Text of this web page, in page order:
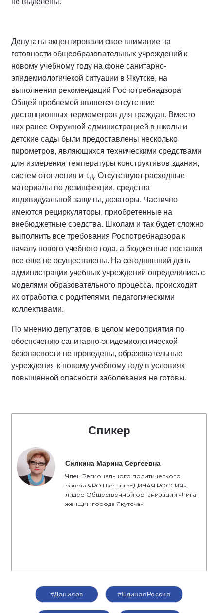
Депутаты акцентировали свое внимание на
готовности общеобразовательных учреждений к
новому учебному году на фоне санитарно-
эпидемиологичекой ситуации в Якутске, на
выполнении рекомендаций Роспотребнадзора.
Общей проблемой является отсутствие
дистанционных термометров для граждан. Вместо
них ранее Окружной администрацией в школы и
детские сады были предоставлены несколько
пирометров, являющихся техническими средствами
для измерения температуры конструктивов здания,
систем отопления и т.д. Отсутствуют расходные
материалы по дезинфекции, средства
индивидуальной защиты, дозаторы. Частично
имеются рециркуляторы, приобретенные на
внебюджетные средства. Школам и так будет сложно
выполнить все требования Роспотребнадзора к
началу нового учебного года, а бюджетные поставки
все еще не осуществлены. На сегодняшний день
администрации учебных учреждений определились с
моделями образовательного процесса, происходит
их отработка с родителями, педагогическими
коллективами.
По мнению депутатов, в целом мероприятия по
обеспечению санитарно-эпидемиологической
безопасности не проведены, образовательные
учреждения к новому учебному году в условиях
повышенной опасности заболевания не готовы.
Спикер
Силкина Марина Сергеевна
Член Регионального политического
совета ЯРО Партии «ЕДИНАЯ РОССИЯ»,
лидер Общественной организации «Лига
женщин города Якутска»
#Данилов #ЕдинаяРоссия